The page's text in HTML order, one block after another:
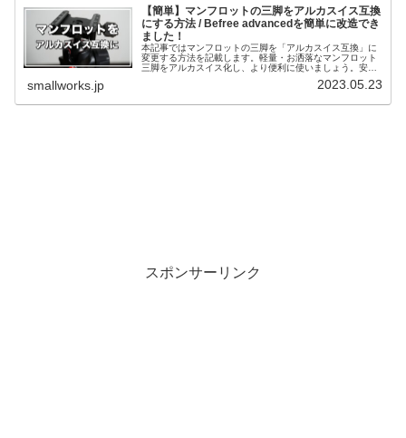
【簡単】マンフロットの三脚をアルカスイス互換
にする方法 / Befree advancedを簡単に改造でき
ました！
本記事ではマンフロットの三脚を「アルカスイス互換」に
変更する方法を記載します。軽量・お洒落なマンフロット
三脚をアルカスイス化し、より便利に使いましょう。安価
簡単にカスタムできます。この記事を参考にお手元の三脚
smallworks.jp 2023.05.23
スポンサーリンク